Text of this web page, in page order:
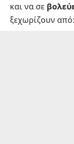
και να σε
ξεχωρίζουν από: